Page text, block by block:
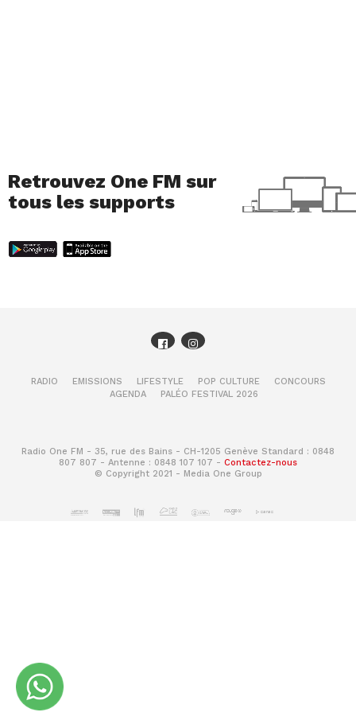
Retrouvez One FM sur
tous les supports
RADIO EMISSIONS LIFESTYLE POP CULTURE
CONCOURS
AGENDA
PALÉO FESTIVAL 2026
Radio One FM - 35, rue des Bains - CH-1205 Genève Standard : 0848
807 807 - Antenne : 0848 107 107 - Contactez-nous
© Copyright 2021 - Media One Group